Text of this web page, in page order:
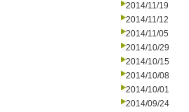
2014/11/19
2014/11/12
2014/11/05
2014/10/29
2014/10/15
2014/10/08
2014/10/01
2014/09/24